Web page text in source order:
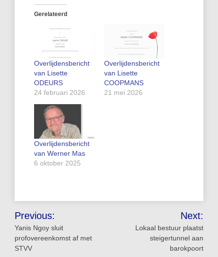
Gerelateerd
Overlijdensbericht
van Lisette
ODEURS
24 februari 2026
Overlijdensbericht
van Lisette
COOPMANS
21 mei 2026
Overlijdensbericht
van Werner Mas
6 oktober 2025
Bericht
navigatie
Previous:
Yanis Ngoy sluit
profovereenkomst af met
STVV
Next:
Lokaal bestuur plaatst
steigertunnel aan
barokpoort